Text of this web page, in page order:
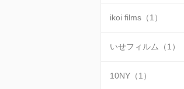
ikoi films（1）
いせフィルム（1）
10NY（1）